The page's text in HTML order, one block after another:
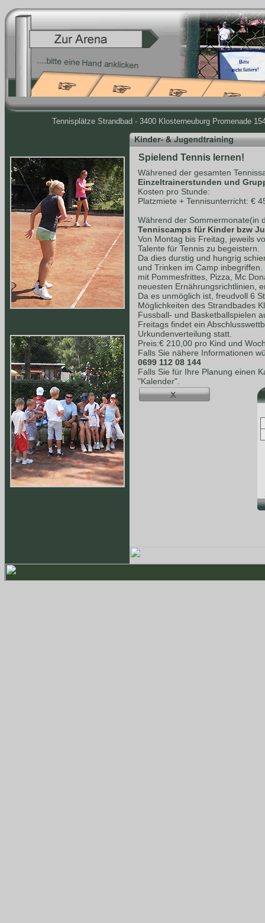
Tennisplätze Strandbad - 3400 Klosterneuburg Promenade
Spielend Tennis lernen!
Währened der gesamten
Einzeltrainerstunden und
Kosten pro Stunde:
Platzmiete + Tennisunterricht: €
Während der Sommermonate(in
Tenniscamps für Kinder bzw
Von Montag bis Freitag, jeweils
Talente für Tennis zu begeistern.
Da dies durstig und hungrig
und Trinken im Camp
mit Pommesfrittes, Pizza, Mc
neuesten Ernährungsrichtlinien,
Da es unmöglich ist, freudvoll 6
Möglichkeiten des Strandbades
Fussball- und Basketballspielen
Freitags findet ein
Urkundenverteilung statt.
Preis:€ 210,00 pro Kind und
Falls Sie nähere Informationen
0699 112 08 144
Falls Sie für Ihre Planung einen
"Kalender".